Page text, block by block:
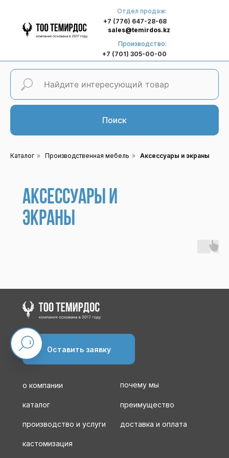
Отдел продаж:
+7 (776) 647-28-68
Производство:
+7 (701) 305-00-00
sales@temirdos.kz
Поиск
Каталог » Производственная мебель » Аксессуары и экраны
Аксессуары и
экраны
доставка и оплата
кастомизация
производство и услуги
каталог преимущество
почему мы
о компании
Оставить заявку